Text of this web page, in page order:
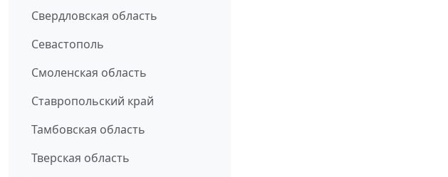
Свердловская область
Севастополь
Смоленская область
Ставропольский край
Тамбовская область
Тверская область